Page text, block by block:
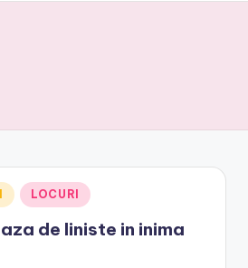
LOCURI
de liniste in inima